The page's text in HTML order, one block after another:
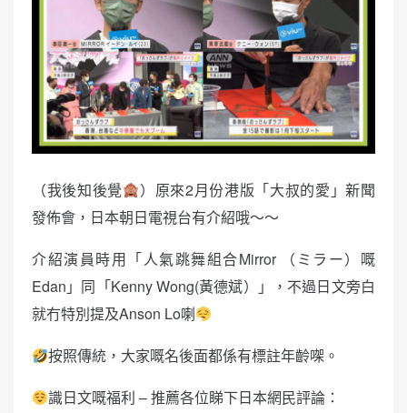
（我後知後覺
）原來2月份港版「大叔的愛」新聞
發佈會，日本朝日電視台有介紹哦～～
介紹演員時用「人氣跳舞組合Mirror （ミラー）嘅
Edan」同「Kenny Wong(黃德斌）」，不過日文旁白
就冇特別提及Anson Lo喇
按照傳統，大家嘅名後面都係有標註年齡㗎。
識日文嘅福利 – 推薦各位睇下日本網民評論：